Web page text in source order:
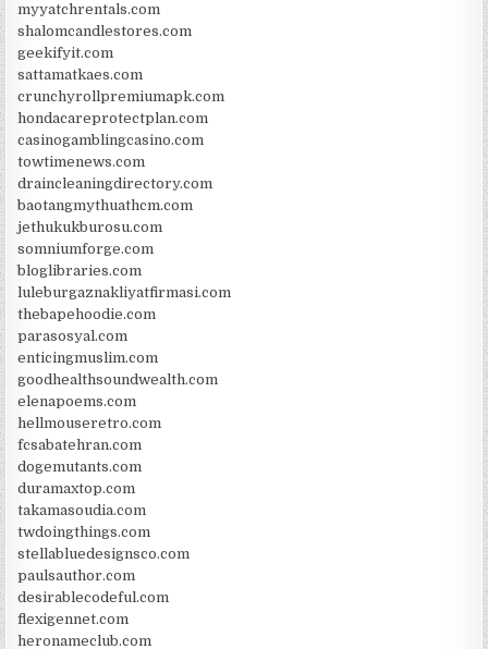
myyatchrentals.com
shalomcandlestores.com
geekifyit.com
sattamatkaes.com
crunchyrollpremiumapk.com
hondacareprotectplan.com
casinogamblingcasino.com
towtimenews.com
draincleaningdirectory.com
baotangmythuathcm.com
jethukukburosu.com
somniumforge.com
bloglibraries.com
luleburgaznakliyatfirmasi.com
thebapehoodie.com
parasosyal.com
enticingmuslim.com
goodhealthsoundwealth.com
elenapoems.com
hellmouseretro.com
fcsabatehran.com
dogemutants.com
duramaxtop.com
takamasoudia.com
twdoingthings.com
stellabluedesignsco.com
paulsauthor.com
desirablecodeful.com
flexigennet.com
heronameclub.com